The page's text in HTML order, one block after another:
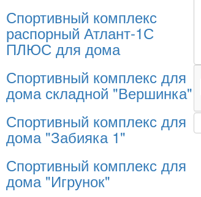
Спортивный комплекс
распорный Атлант-1С
ПЛЮС для дома
Спортивный комплекс для
дома складной "Вершинка"
Спортивный комплекс для
дома "Забияка 1"
Спортивный комплекс для
дома "Игрунок"